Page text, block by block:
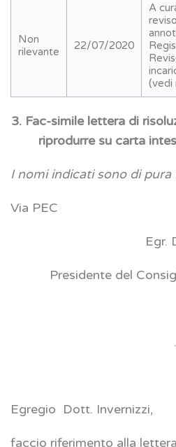
Non
rilevante
22/07/2020
A
(vedi
3. Fac-simile lettera di
riprodurre su carta
I nomi indicati sono di
Via PEC
Egr.
Presidente del
Egregio Dott. Invernizzi,
faccio riferimento alla